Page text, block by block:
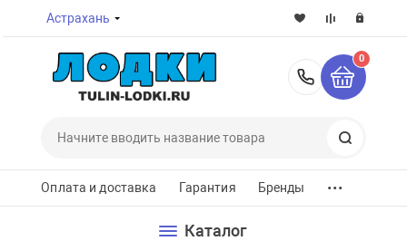
Астрахань
8-800-
0
Оплата и доставка Гарантия Бренды ...
Каталог